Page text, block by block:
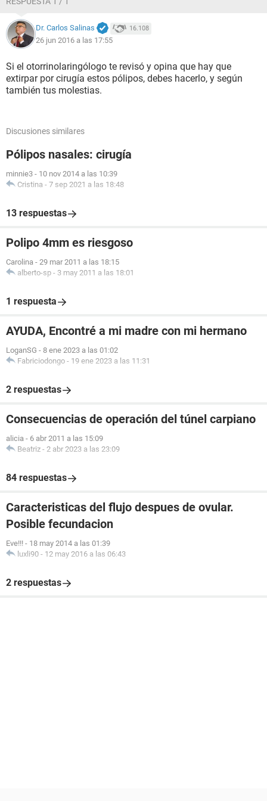
Dr. Carlos Salinas 16.108
26 jun 2016 a las 17:55
Si el otorrinolaringólogo te revisó y opina que hay que
extirpar por cirugía estos pólipos, debes hacerlo, y según
también tus molestias.
Discusiones similares
Pólipos nasales: cirugía
minnie3 - 10 nov 2014 a las 10:39
Cristina - 7 sep 2021 a las 18:48
13 respuestas
Polipo 4mm es riesgoso
Carolina - 29 mar 2011 a las 18:15
alberto-sp - 3 may 2011 a las 18:01
1 respuesta
AYUDA, Encontré a mi madre con mi hermano
LoganSG - 8 ene 2023 a las 01:02
Fabriciodongo - 19 ene 2023 a las 11:31
2 respuestas
Consecuencias de operación del túnel carpiano
alicia - 6 abr 2011 a las 15:09
Beatriz - 2 abr 2023 a las 23:09
84 respuestas
Caracteristicas del flujo despues de ovular.
Posible fecundacion
Eve!!! - 18 may 2014 a las 01:39
luxli90 - 12 may 2016 a las 06:43
2 respuestas